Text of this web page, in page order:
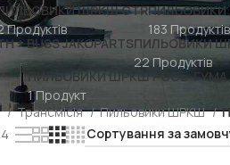
ШРКШ CTR
Продуктів
ПИЛЬОВИКИ
183 Продуктів
BUSS JAKOPARTSПИЛЬОВИКИ
22 Продуктів
ПИЛЬОВИКИ ШРКШ РОСЬ-ГУМА
1 Продукт
Трансмісія Пильовики ШРКШ